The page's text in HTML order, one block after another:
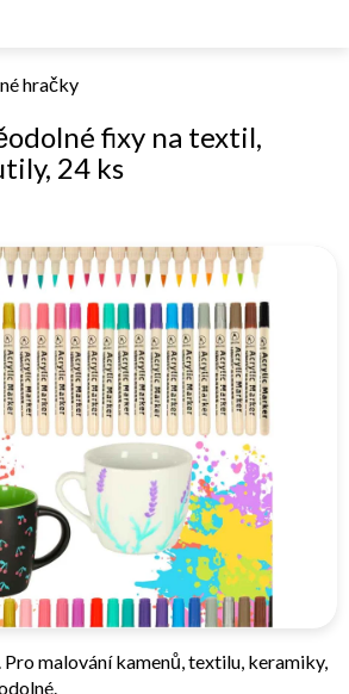
hračky
fixy na textil,
24 ks
malování kamenů, textilu, keramiky,